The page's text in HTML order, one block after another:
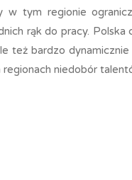
w tym regionie
rąk do pracy.
też bardzo
niedobór